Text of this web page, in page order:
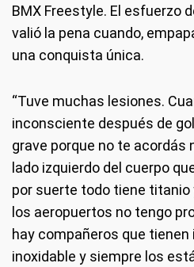
BMX Freestyle. El esfuerzo
valió la pena cuando,
una conquista única.
“Tuve muchas lesiones.
inconsciente después de
grave porque no te acordás
lado izquierdo del cuerpo
por suerte todo tiene titanio
los aeropuertos no tengo
hay compañeros que
inoxidable y siempre los